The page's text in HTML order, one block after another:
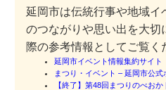
延岡市は伝統行事や地域イ
のつながりや思い出を大切
際の参考情報としてご覧く
延岡市イベント情報集約サイト
まつり・イベント – 延岡市公式
【終了】第48回まつりのべお